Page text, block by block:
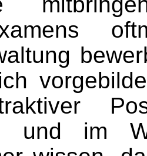
und im